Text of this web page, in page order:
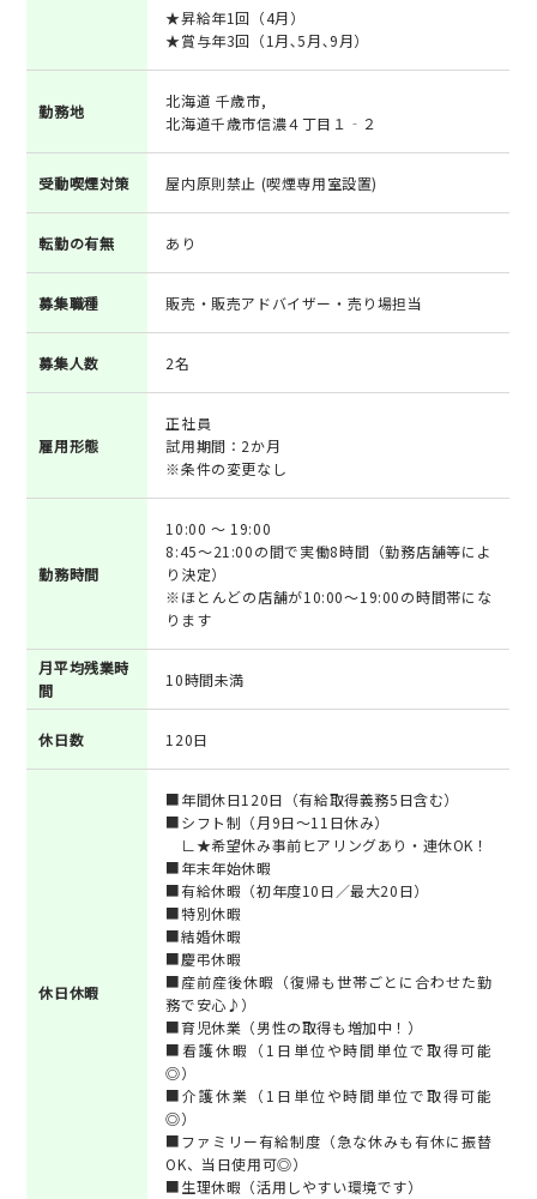
★昇給年1回（4月）
★賞与年3回（1月､5月､9月）
勤務地
北海道 千歳市,
北海道千歳市信濃４丁目１‐２
受動喫煙対策 屋内原則禁止 (喫煙専用室設置)
転勤の有無 あり
募集職種 販売・販売アドバイザー・売り場担当
募集人数 2名
雇用形態
正社員
試用期間：2か月
※条件の変更なし
勤務時間
10:00 ～ 19:00
8:45～21:00の間で実働8時間（勤務店舗等によ
り決定）
※ほとんどの店舗が10:00～19:00の時間帯にな
ります
月平均残業時
間
10時間未満
休日数 120日
休日休暇
■年間休日120日（有給取得義務5日含む）
■シフト制（月9日～11日休み）
∟★希望休み事前ヒアリングあり・連休OK！
■年末年始休暇
■有給休暇（初年度10日／最大20日）
■特別休暇
■結婚休暇
■慶弔休暇
■産前産後休暇（復帰も世帯ごとに合わせた勤
務で安心♪）
■育児休業（男性の取得も増加中！）
■看護休暇（1日単位や時間単位で取得可能
◎）
■介護休業（1日単位や時間単位で取得可能
◎）
■ファミリー有給制度（急な休みも有休に振替
OK、当日使用可◎）
■生理休暇（活用しやすい環境です）